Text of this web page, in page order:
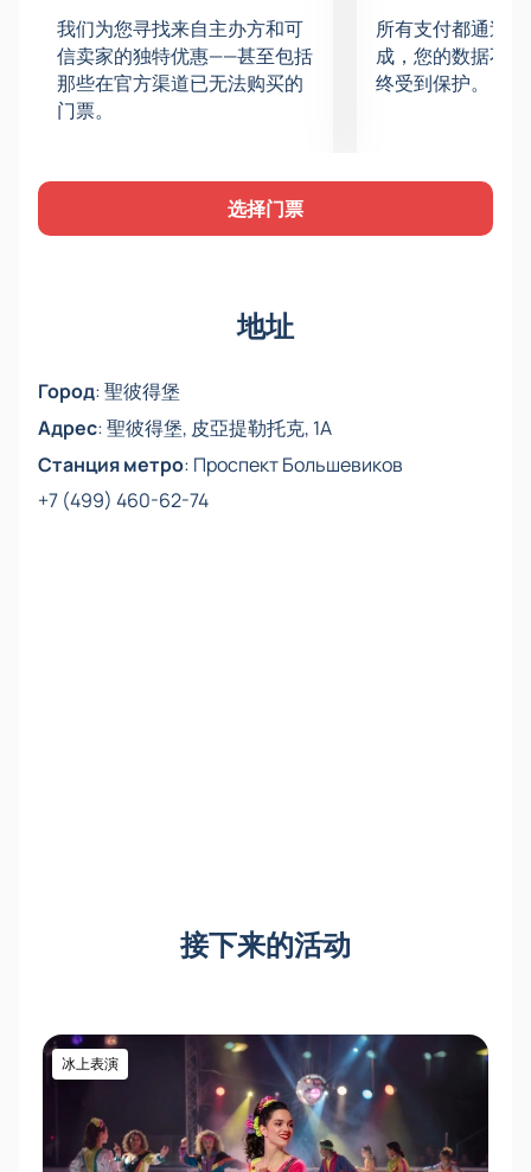
我们为您寻找来自主办方和可
信卖家的独特优惠——甚至包括
那些在官方渠道已无法购买的
门票。
所有支付都通过
成，您的数据不
终受到保护。
选择门票
地址
Город:聖彼得堡
Адрес:聖彼得堡, 皮亞提勒托克, 1A
Станция метро: Проспект Большевиков
+7 (499) 460-62-74
接下来的活动
冰上表演